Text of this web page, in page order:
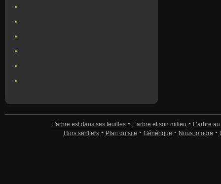
L'arbre est dans ses feuilles L’arbre et son milieu
L’arbre
Hors sentiers
Plan du site Générique Nous joindre